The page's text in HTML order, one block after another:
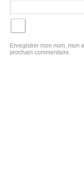
Enregistrer mon nom, mon
prochain commentaire.